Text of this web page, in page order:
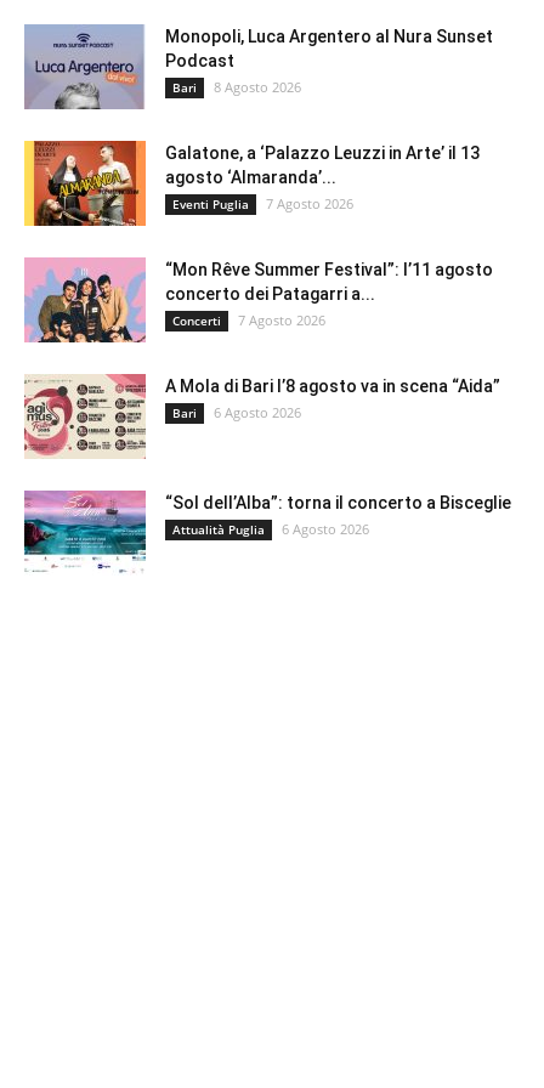
Monopoli, Luca Argentero al Nura Sunset
Podcast
Bari 8 Agosto 2026
Galatone, a ‘Palazzo Leuzzi in Arte’ il 13
agosto ‘Almaranda’...
Eventi Puglia 7 Agosto 2026
“Mon Rêve Summer Festival”: l’11 agosto
concerto dei Patagarri a...
Concerti 7 Agosto 2026
A Mola di Bari l’8 agosto va in scena “Aida”
Bari 6 Agosto 2026
“Sol dell’Alba”: torna il concerto a Bisceglie
Attualità Puglia 6 Agosto 2026